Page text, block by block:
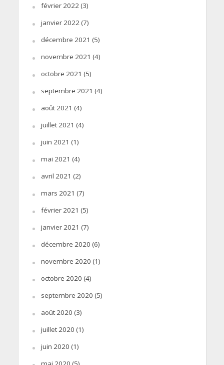
février 2022(3)
janvier 2022(7)
décembre 2021 (5)
novembre 2021 (4)
octobre 2021 (5)
septembre 2021 (4)
août 2021 (4)
juillet 2021 (4)
juin 2021 (1)
mai 2021 (4)
avril 2021 (2)
mars 2021 (7)
février 2021 (5)
janvier 2021 (7)
décembre 2020 (6)
novembre 2020 (1)
octobre 2020 (4)
septembre 2020 (5)
août 2020 (3)
juillet 2020 (1)
juin 2020 (1)